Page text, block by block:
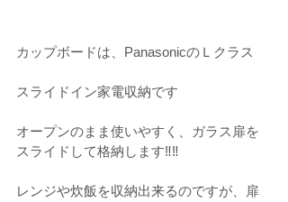
カップボードは、PanasonicのＬクラス
スライドイン家電収納です
オープンのまま使いやすく、ガラス扉を
スライドして格納します‼️‼️
レンジや炊飯を収納出来るのですが、扉